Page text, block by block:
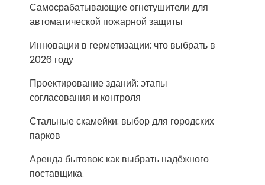
Самосрабатывающие огнетушители для
автоматической пожарной защиты
Инновации в герметизации: что выбрать в
2026 году
Проектирование зданий: этапы
согласования и контроля
Стальные скамейки: выбор для городских
парков
Аренда бытовок: как выбрать надёжного
поставщика.